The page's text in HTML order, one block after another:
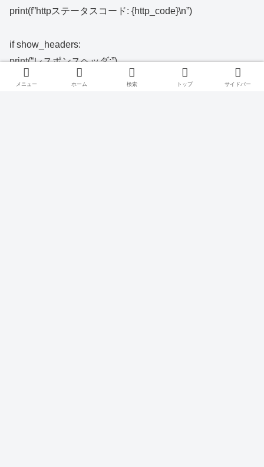
print(f”httpステータスコード: {http_code}\n”)
if show_headers:
print(“レスポンスヘッダ:”)
print(header)
メニュー ホーム 検索 トップ サイドバー